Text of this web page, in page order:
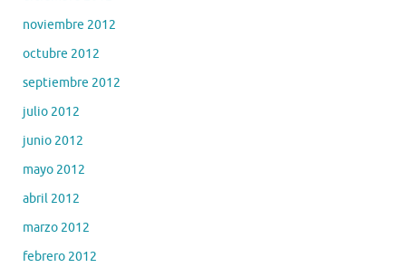
noviembre 2012
octubre 2012
septiembre 2012
julio 2012
junio 2012
mayo 2012
abril 2012
marzo 2012
febrero 2012